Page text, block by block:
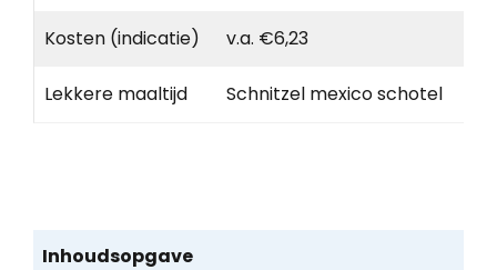
Kosten (indicatie) v.a. €6,23
Lekkere maaltijd Schnitzel mexico schotel
Inhoudsopgave